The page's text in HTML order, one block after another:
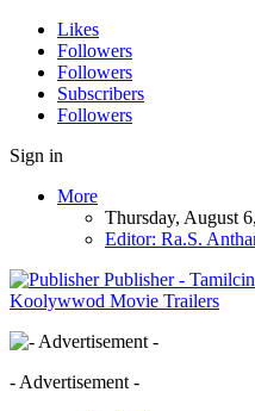
Likes
Followers
Followers
Subscribers
Followers
Sign in
More
Thursday, August
Editor: Ra.S.
Publisher -
Koolywwod Movie Trailers
- Advertisement -